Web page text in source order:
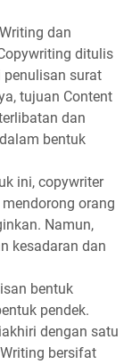
dan
ditulis
surat
tujuan Content
dan
bentuk
ini, copywriter
orang
Namun,
kesadaran dan
bentuk
pendek.
dengan satu
bersifat